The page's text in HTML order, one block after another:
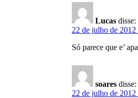
Lucas disse:
22 de julho de 2012
Só parece que e’
soares disse:
22 de julho de 2012